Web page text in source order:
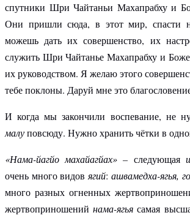
спутники Шри Чайтаньи Махапрабху и
Они пришли сюда, в этот мир, спасти
можешь дать их совершенство, их
служить Шри Чайтанье Махапрабху и
их руководством. Я желаю этого
тебе поклоны. Даруй мне это
И когда мы закончили воспевание, не
малуповсюду. Нужно хранить чётки в
«Нама-йагйо махайагйах» – следующая
очень много видовягий: ашвамедха-ягья,
много разных огненных
жертвоприношенийнама-ягья самая